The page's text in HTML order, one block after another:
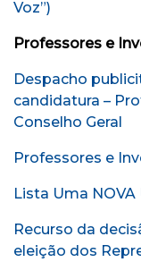
Voz”)
Professores e
Despacho
candidatura –
Conselho Geral
Professores e
Lista Uma
Recurso da
eleição dos